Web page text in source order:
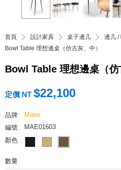
首頁 設計家具 桌子邊几
邊几 /
Bowl Table 理想邊桌（仿古灰、中）
Bowl Table 理想邊桌（仿
定價 NT $22,100
品牌
Mater
編號
MAE01603
顏色
數量